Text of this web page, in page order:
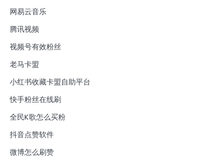
网易云音乐
腾讯视频
视频号有效粉丝
老马卡盟
小红书收藏卡盟自助平台
快手粉丝在线刷
全民K歌怎么买粉
抖音点赞软件
微博怎么刷赞